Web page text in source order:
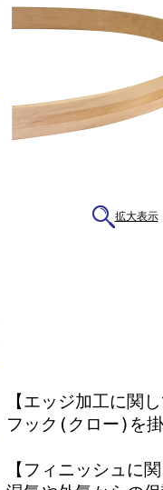
拡大表示
【エッジ加工に関
フック(クロー)を
【フィニッシュに